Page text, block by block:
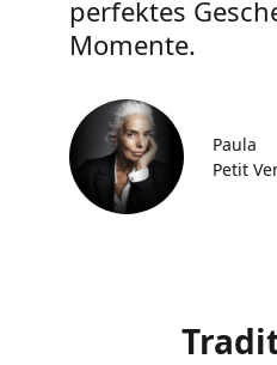
perfektes
Momente.
Paula
Petit